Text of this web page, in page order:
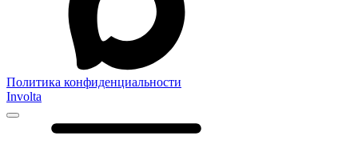
Политика конфиденциальности
Involta